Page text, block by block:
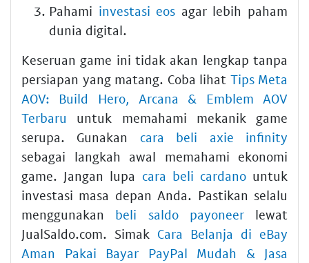
Pahami investasi eos agar lebih paham
dunia digital.
Keseruan game ini tidak akan lengkap tanpa
persiapan yang matang. Coba lihat Tips Meta
AOV: Build Hero, Arcana & Emblem AOV
Terbaru untuk memahami mekanik game
serupa. Gunakan cara beli axie infinity
sebagai langkah awal memahami ekonomi
game. Jangan lupa cara beli cardanountuk
investasi masa depan Anda. Pastikan selalu
menggunakan beli saldo payoneerlewat
JualSaldo.com. Simak Cara Belanja di eBay
Aman Pakai Bayar PayPal Mudah & Jasa